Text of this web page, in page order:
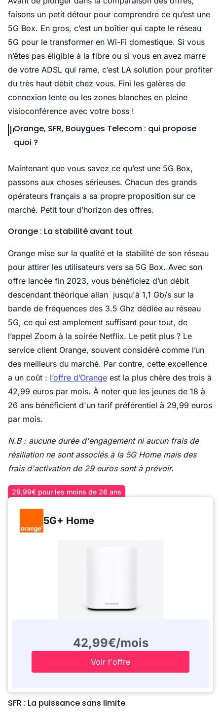
faisons un petit détour pour comprendre ce qu’est une
5G Box. En gros, c’est un boîtier qui capte le réseau
5G pour le transformer en Wi-Fi domestique. Si vous
n’êtes pas éligible à la fibre ou si vous en avez marre
de votre ADSL qui rame, c’est LA solution pour profiter
du très haut débit chez vous. Fini les galères de
connexion lente ou les zones blanches en pleine
visioconférence avec votre boss !
Orange, SFR, Bouygues Telecom : qui propose
quoi ?
Maintenant que vous savez ce qu’est une 5G Box,
passons aux choses sérieuses. Chacun des grands
opérateurs français a sa propre proposition sur ce
marché. Petit tour d’horizon des offres.
Orange : La stabilité avant tout
Orange mise sur la qualité et la stabilité de son réseau
pour attirer les utilisateurs vers sa 5G Box. Avec son
offre lancée fin 2023, vous bénéficiez d’un débit
descendant théorique allan jusqu'à 1,1 Gb/s sur la
bande de fréquences des 3.5 Ghz dédiée au réseau
5G, ce qui est amplement suffisant pour tout, de
l’appel Zoom à la soirée Netflix. Le petit plus ? Le
service client Orange, souvent considéré comme l’un
des meilleurs du marché. Par contre, cette excellence
a un coût : l’offre d’Orange est la plus chère des trois à
42,99 euros par mois. À noter que les jeunes de 18 à
26 ans bénéficient d'un tarif préférentiel à 29,99 euros
par mois.
N.B : aucune durée d'engagement ni aucun frais de
résiliation ne sont associés à la 5G Home mais des
frais d'activation de 29 euros sont à prévoir.
29,99€ pour les moins de 26 ans
5G+ Home
42,99€/mois
Voir l'offre
SFR : La puissance sans limite